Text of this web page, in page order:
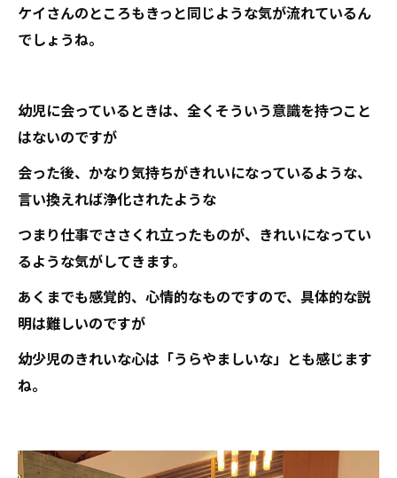
ケイさんのところもきっと同じような気が流れているん
でしょうね。
幼児に会っているときは、全くそういう意識を持つこと
はないのですが
会った後、かなり気持ちがきれいになっているような、
言い換えれば浄化されたような
つまり仕事でささくれ立ったものが、きれいになってい
るような気がしてきます。
あくまでも感覚的、心情的なものですので、具体的な説
明は難しいのですが
幼少児のきれいな心は「うらやましいな」とも感じます
ね。